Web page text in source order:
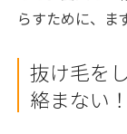
らすために、ま
抜け毛を
絡まない！